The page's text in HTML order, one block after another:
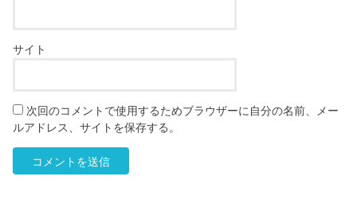
サイト
次回のコメントで使用するためブラウザーに自分の名前、メー
ルアドレス、サイトを保存する。